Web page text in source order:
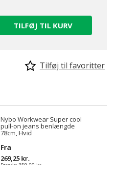
TILFØJ TIL KURV
Tilføj til favoritter
Nybo Workwear Super cool
pull-on jeans benlængde
78cm, Hvid
Fra
269,25 kr.
Førpris: 359,00 kr.